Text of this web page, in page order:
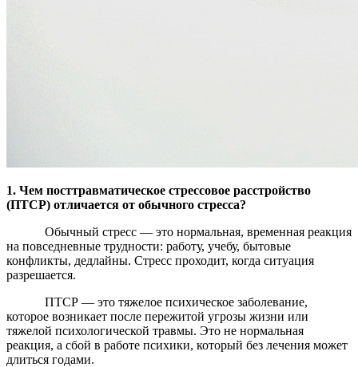
1. Чем посттравматическое стрессовое расстройство
(ПТСР) отличается от обычного стресса?
Обычный стресс — это нормальная, временная реакция
на повседневные трудности: работу, учебу, бытовые
конфликты, дедлайны. Стресс проходит, когда ситуация
разрешается.
ПТСР — это тяжелое психическое заболевание,
которое возникает после пережитой угрозы жизни или
тяжелой психологической травмы. Это не нормальная
реакция, а сбой в работе психики, который без лечения может
длиться годами.